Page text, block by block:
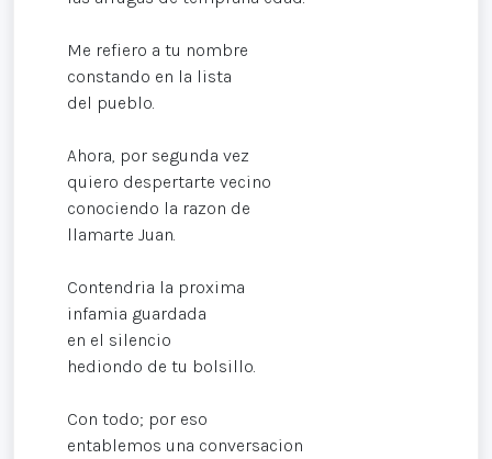
Me refiero a tu nombre
constando en la lista
del pueblo.
Ahora, por segunda vez
quiero despertarte vecino
conociendo la razon de
llamarte Juan.
Contendria la proxima
infamia guardada
en el silencio
hediondo de tu bolsillo.
Con todo; por eso
entablemos una conversacion